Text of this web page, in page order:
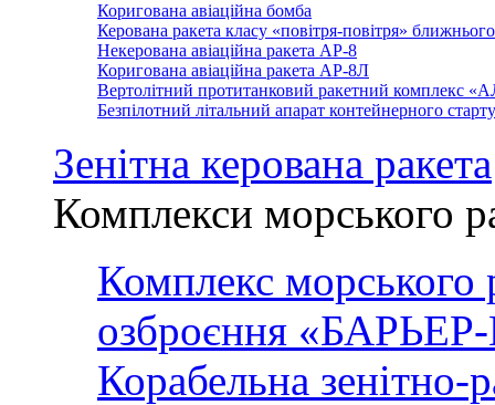
Коригована авіаційна бомба
Керована ракета класу «повітря-повітря»
Некерована авіаційна ракета АР-8
Коригована авіаційна ракета АР-8Л
Вертолітний протитанковий ракетний комплекс
Безпілотний літальний апарат контейнерного
Зенітна керована ракета
Комплекси морського
Комплекс морського
озброєння
Корабельна зенітно-